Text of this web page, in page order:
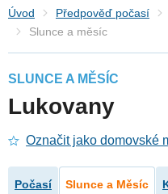
Úvod Předpověď počasí
Slunce a měsíc
SLUNCE A MĚSÍC
Lukovany
Označit jako domovské
Počasí Slunce a Měsíc